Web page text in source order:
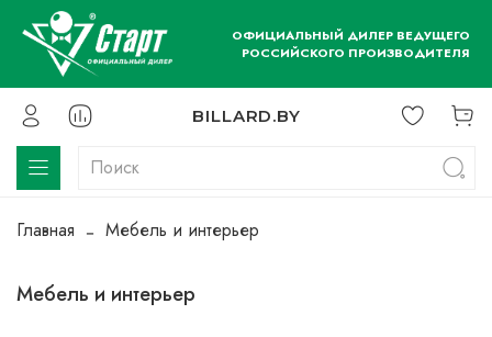
ОФИЦИАЛЬНЫЙ ДИЛЕР ВЕДУЩЕГО
РОССИЙСКОГО ПРОИЗВОДИТЕЛЯ
BILLARD.BY
Главная Мебель и интерьер
Мебель и интерьер